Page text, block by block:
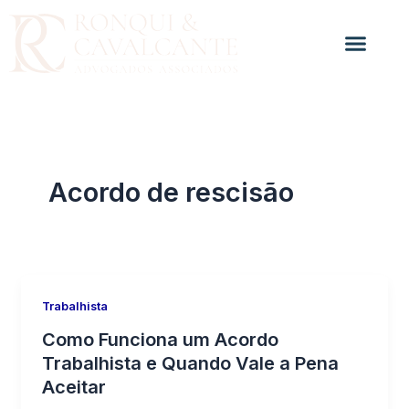
Acordo de rescisão
Trabalhista
Como Funciona um Acordo
Trabalhista e Quando Vale a Pena
Aceitar